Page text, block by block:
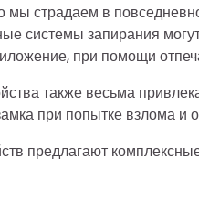
мы страдаем в
системы запирания
при помощи
также весьма
при попытке взлома и
предлагают